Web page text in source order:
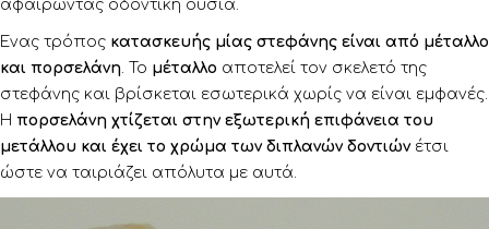
αφαιρώντας οδοντική ουσία.
Ένας τρόπος κατασκευής μίας στεφάνης είναι από μέταλλο
και πορσελάνη. Το μέταλλο αποτελεί τον σκελετό της
στεφάνης και βρίσκεται εσωτερικά χωρίς να είναι εμφανές.
Η πορσελάνη χτίζεται στην εξωτερική επιφάνεια του
μετάλλου και έχει το χρώμα των διπλανών δοντιώνέτσι
ώστε να ταιριάζει απόλυτα με αυτά.